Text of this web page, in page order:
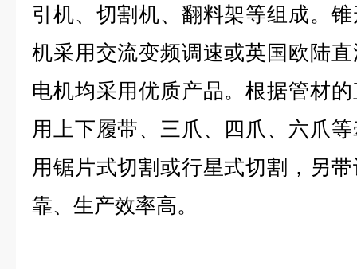
引机、切割机、翻料架等组成。
机采用交流变频调速或英国欧陆
电机均采用优质产品。根据管材
用上下履带、三爪、四爪、六爪
用锯片式切割或行星式切割，另
靠、生产效率高。